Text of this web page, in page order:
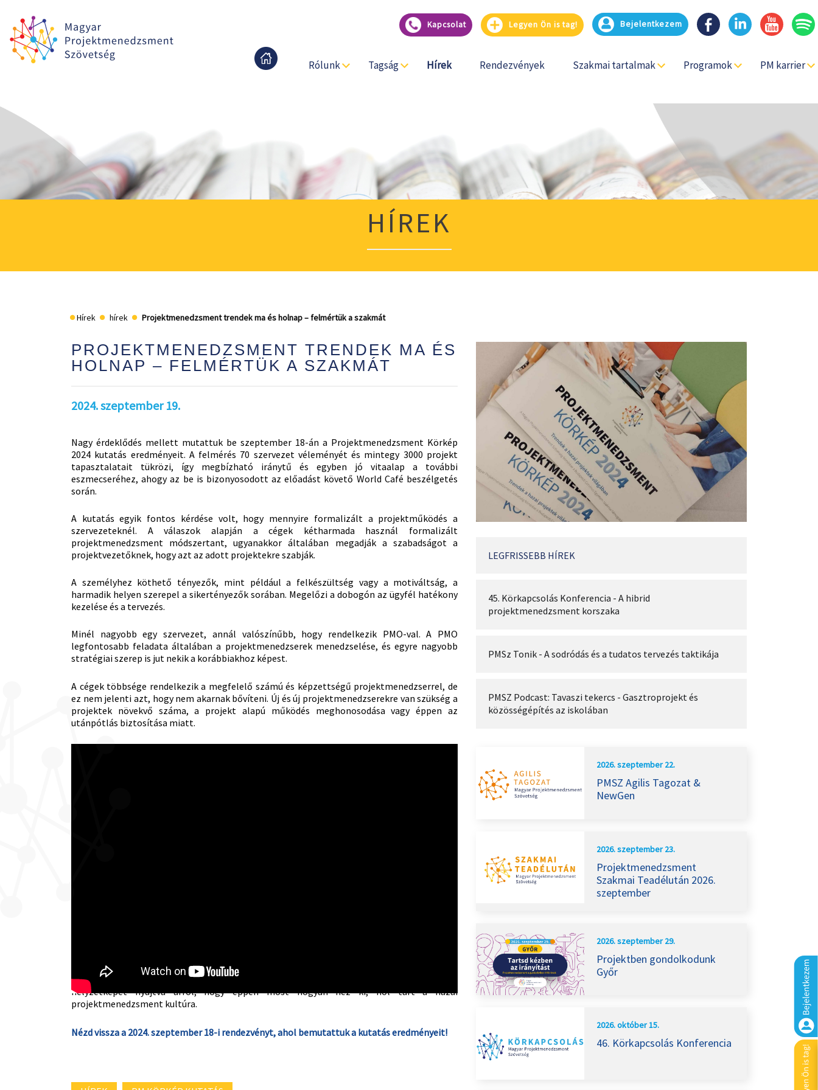
Kapcsolat Legyen Ön is tag! Bejelentkezem
Rólunk Tagság Hírek Rendezvények Szakmai tartalmak Programok PM karrier
HÍREK
Hírek hírek Projektmenedzsment trendek ma és holnap – felmértük a szakmát
PROJEKTMENEDZSMENT TRENDEK MA ÉS
HOLNAP – FELMÉRTÜK A SZAKMÁT
2024. szeptember 19.
Nagy érdeklődés mellett mutattuk be szeptember 18-án a Projektmenedzsment Körkép
2024 kutatás eredményeit. A felmérés 70 szervezet véleményét és mintegy 3000 projekt
tapasztalatait tükrözi, így megbízható iránytű és egyben jó vitaalap a további
eszmecseréhez, ahogy az be is bizonyosodott az előadást követő World Café beszélgetés
során.
A kutatás egyik fontos kérdése volt, hogy mennyire formalizált a projektműködés a
szervezeteknél. A válaszok alapján a cégek kétharmada használ formalizált
projektmenedzsment módszertant, ugyanakkor általában megadják a szabadságot a
projektvezetőknek, hogy azt az adott projektekre szabják.
A személyhez köthető tényezők, mint például a felkészültség vagy a motiváltság, a
harmadik helyen szerepel a sikertényezők sorában. Megelőzi a dobogón az ügyfél hatékony
kezelése és a tervezés.
Minél nagyobb egy szervezet, annál valószínűbb, hogy rendelkezik PMO-val. A PMO
legfontosabb feladata általában a projektmenedzserek menedzselése, és egyre nagyobb
stratégiai szerep is jut nekik a korábbiakhoz képest.
A cégek többsége rendelkezik a megfelelő számú és képzettségű projektmenedzserrel, de
ez nem jelenti azt, hogy nem akarnak bővíteni. Új és új projektmenedzserekre van szükség a
projektek növekvő száma, a projekt alapú működés meghonosodása vagy éppen az
utánpótlás biztosítása miatt.
A felmérés eredményeit bemutatókiadvány
helyzetképet nyújtva arról, hogy éppen most hogyan néz ki, hol tart a hazai
projektmenedzsment kultúra.
Nézd vissza a 2024. szeptember 18-i rendezvényt, ahol bemutattuk a kutatás eredményeit!
LEGFRISSEBB HÍREK
45. Körkapcsolás Konferencia - A hibrid
projektmenedzsment korszaka
PMSz Tonik - A sodródás és a tudatos tervezés taktikája
PMSZ Podcast: Tavaszi tekercs - Gasztroprojekt és
közösségépítés az iskolában
2026. szeptember 22.
PMSZ Agilis Tagozat &
NewGen
2026. szeptember 23.
Projektmenedzsment
Szakmai Teadélután 2026.
szeptember
2026. szeptember 29.
Projektben gondolkodunk
Győr
2026. október 15.
46. Körkapcsolás Konferencia